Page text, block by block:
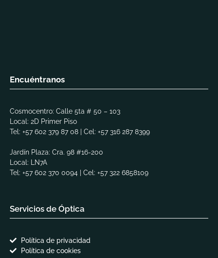
Encuéntranos
Cosmocentro: Calle 5ta # 50 – 103
Local: 2D Primer Piso
Tel: +57602 379 87 08 | Cel: +57 316 287 8399
Jardín Plaza: Cra. 98 #16-200
Local: LN7A
Tel: +57 602 370 0094 | Cel: +57 322 6858109
Servicios de Óptica
Política de privacidad
Política de cookies